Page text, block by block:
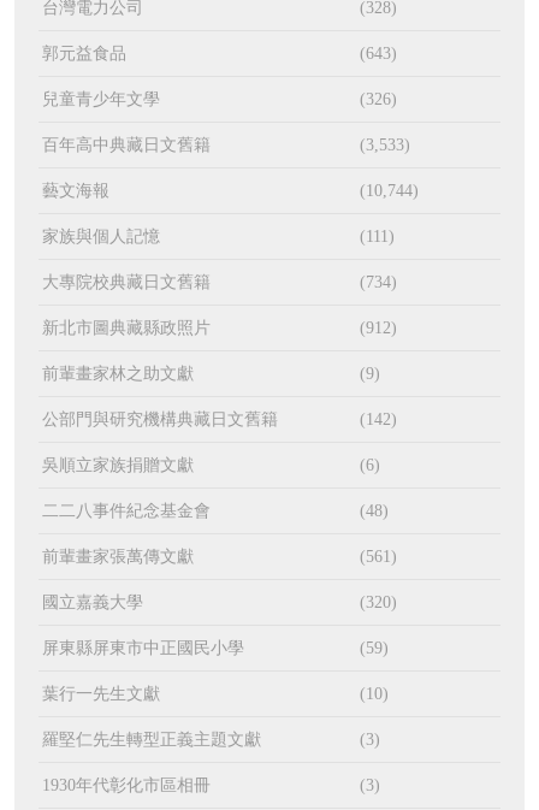
台灣電力公司 (328)
郭元益食品 (643)
兒童青少年文學 (326)
百年高中典藏日文舊籍 (3,533)
藝文海報 (10,744)
家族與個人記憶 (111)
大專院校典藏日文舊籍 (734)
新北市圖典藏縣政照片 (912)
前輩畫家林之助文獻 (9)
公部門與研究機構典藏日文舊籍 (142)
吳順立家族捐贈文獻 (6)
二二八事件紀念基金會 (48)
前輩畫家張萬傳文獻 (561)
國立嘉義大學 (320)
屏東縣屏東市中正國民小學 (59)
葉行一先生文獻 (10)
羅堅仁先生轉型正義主題文獻 (3)
1930年代彰化市區相冊 (3)